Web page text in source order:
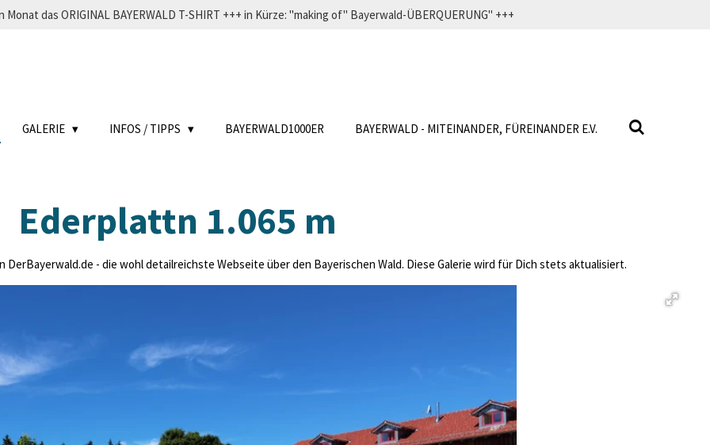
das ORIGINAL BAYERWALD T-SHIRT +++ in Kürze: "making of" Bayerwald-ÜBERQUERUNG" +++
GALERIE INFOS / TIPPS BAYERWALD1000ER BAYERWALD - MITEINANDER, FÜREINANDER E.V.
Ederplattn 1.065 m
- die wohl detailreichste Webseite über den Bayerischen Wald. Diese Galerie wird für Dich stets aktualisiert.